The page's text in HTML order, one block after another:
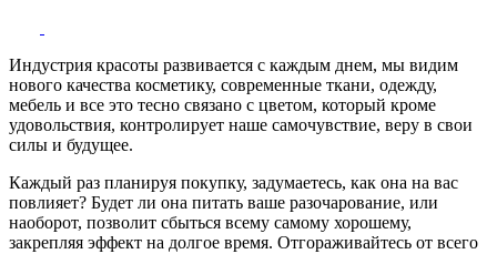
Индустрия красоты развивается с каждым днем, мы видим
нового качества косметику, современные ткани, одежду,
мебель и все это тесно связано с цветом, который кроме
удовольствия, контролирует наше самочувствие, веру в свои
силы и будущее.
Каждый раз планируя покупку, задумаетесь, как она на вас
повлияет? Будет ли она питать ваше разочарование, или
наоборот, позволит сбыться всему самому хорошему,
закрепляя эффект на долгое время. Отгораживайтесь от всего